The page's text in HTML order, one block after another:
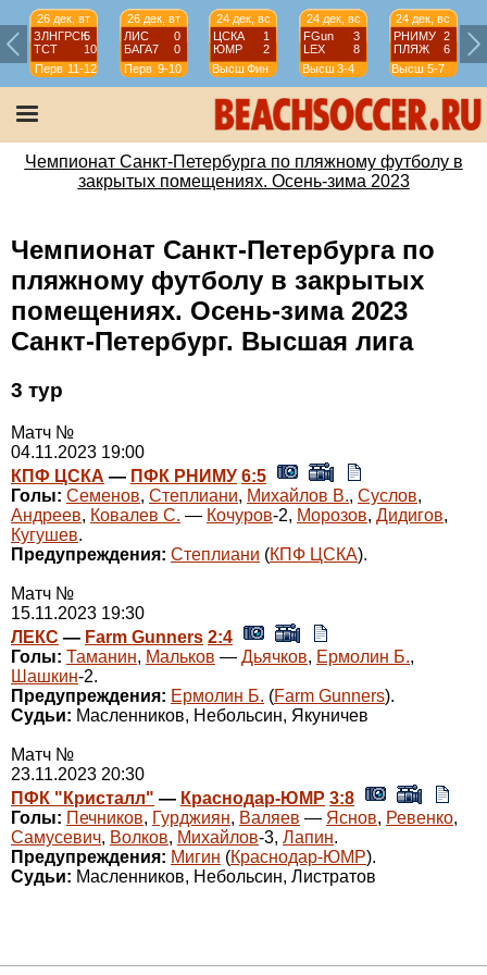
26 дек, вт
ЗЛНГРСК5
ТСТ
10
Перв 11-12
26 дек, вт
ЛИС
0
БАГА7
0
Перв 9-10
24 дек, вс
ЦСКА
1
ЮМР
2
Высш Фин
24 дек, вс
FGun
3
LEX
8
Высш 3-4
24 дек, вс
РНИМУ
2
ПЛЯЖ
6
Высш 5-7
Чемпионат Санкт-Петербурга по пляжному футболу в
закрытых помещениях. Осень-зима 2023
Чемпионат Санкт-Петербурга по
пляжному футболу в закрытых
помещениях. Осень-зима 2023
Санкт-Петербург. Высшая лига
3 тур
Матч №
04.11.2023 19:00
КПФ ЦСКА — ПФК РНИМУ 6:5
Голы: Семенов, Степлиани, Михайлов В., Суслов,
Андреев, Ковалев С. — Кочуров-2, Морозов, Дидигов,
Кугушев.
Предупреждения: Степлиани (КПФ ЦСКА).
Матч №
15.11.2023 19:30
ЛЕКС — Farm Gunners 2:4
Голы: Таманин, Мальков — Дьячков, Ермолин Б.,
Шашкин-2.
Предупреждения: Ермолин Б. (Farm Gunners).
Судьи: Масленников, Небольсин, Якуничев
Матч №
23.11.2023 20:30
ПФК "Кристалл" — Краснодар-ЮМР 3:8
Голы: Печников, Гурджиян, Валяев — Яснов, Ревенко,
Самусевич, Волков, Михайлов-3, Лапин.
Предупреждения: Мигин (Краснодар-ЮМР).
Судьи: Масленников, Небольсин, Листратов